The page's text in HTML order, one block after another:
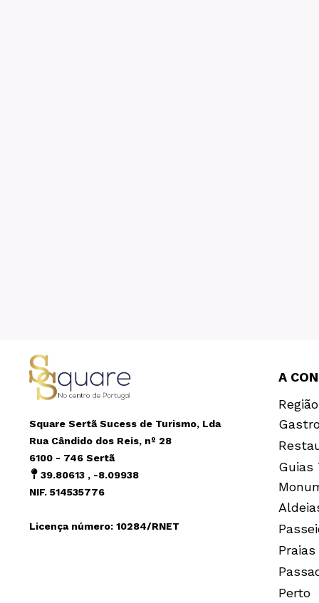
Square Sertã Sucess de Turismo, Lda
Rua Cândido dos Reis, nº 28
6100 - 746 Sertã
39.80613 , -8.09938
NIF. 514535776
Licença número: 10284/RNET
Região
Guias
Perto
A